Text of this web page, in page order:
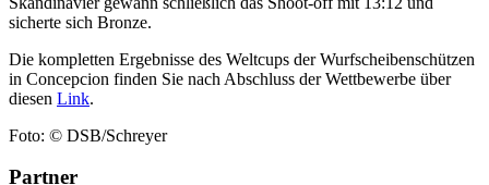
sicherte sich Bronze.
Die kompletten Ergebnisse des Weltcups der Wurfscheibenschützen
in Concepcion finden Sie nach Abschluss der Wettbewerbe über
diesen Link.
Foto: © DSB/Schreyer
Partner